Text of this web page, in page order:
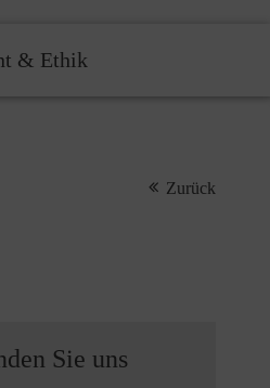
& Ethik
Zurück
Sie uns